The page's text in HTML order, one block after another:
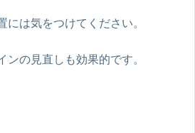
は気をつけてください。
の見直しも効果的です。